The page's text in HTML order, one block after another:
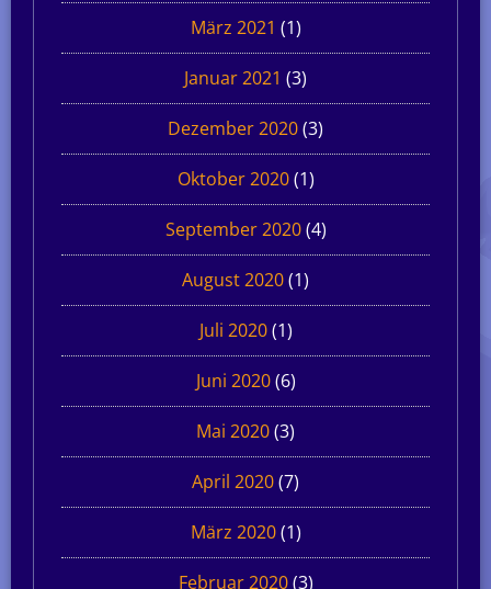
März 2021 (1)
Januar 2021 (3)
Dezember 2020(3)
Oktober 2020(1)
September 2020(4)
August 2020(1)
Juli 2020(1)
Juni 2020(6)
Mai 2020(3)
April 2020(7)
März 2020(1)
Februar 2020(3)